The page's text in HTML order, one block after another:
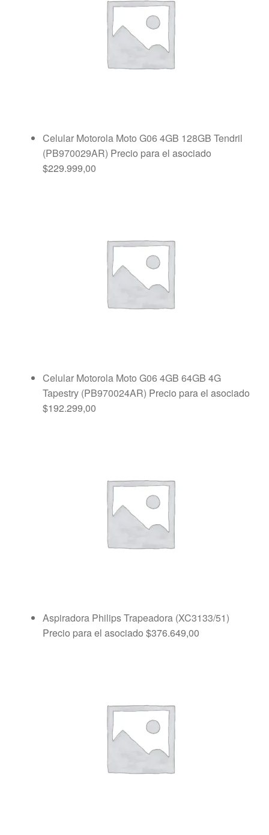
Celular Motorola Moto G06 4GB 128GB Tendril
(PB970029AR) Precio para el asociado
$229.999,00
Celular Motorola Moto G06 4GB 64GB 4G
Tapestry (PB970024AR) Precio para el asociado
$192.299,00
Aspiradora Philips Trapeadora (XC3133/51)
Precio para el asociado $376.649,00